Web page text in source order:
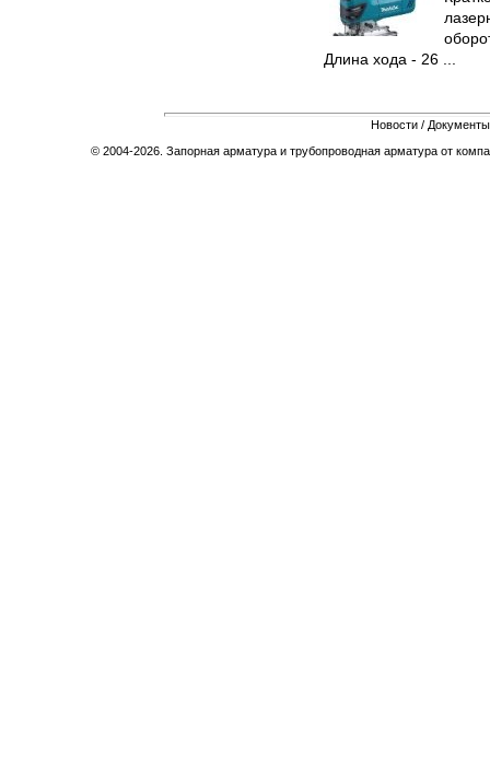
Длина хода - 26 ...
Новости / Документы
© 2004-2026. Запорная арматура и трубопроводная арматура от